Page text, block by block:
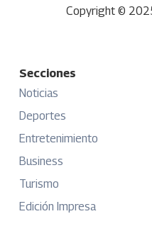
Copyright ©
Secciones
Noticias
Deportes
Entretenimiento
Business
Turismo
Edición Impresa